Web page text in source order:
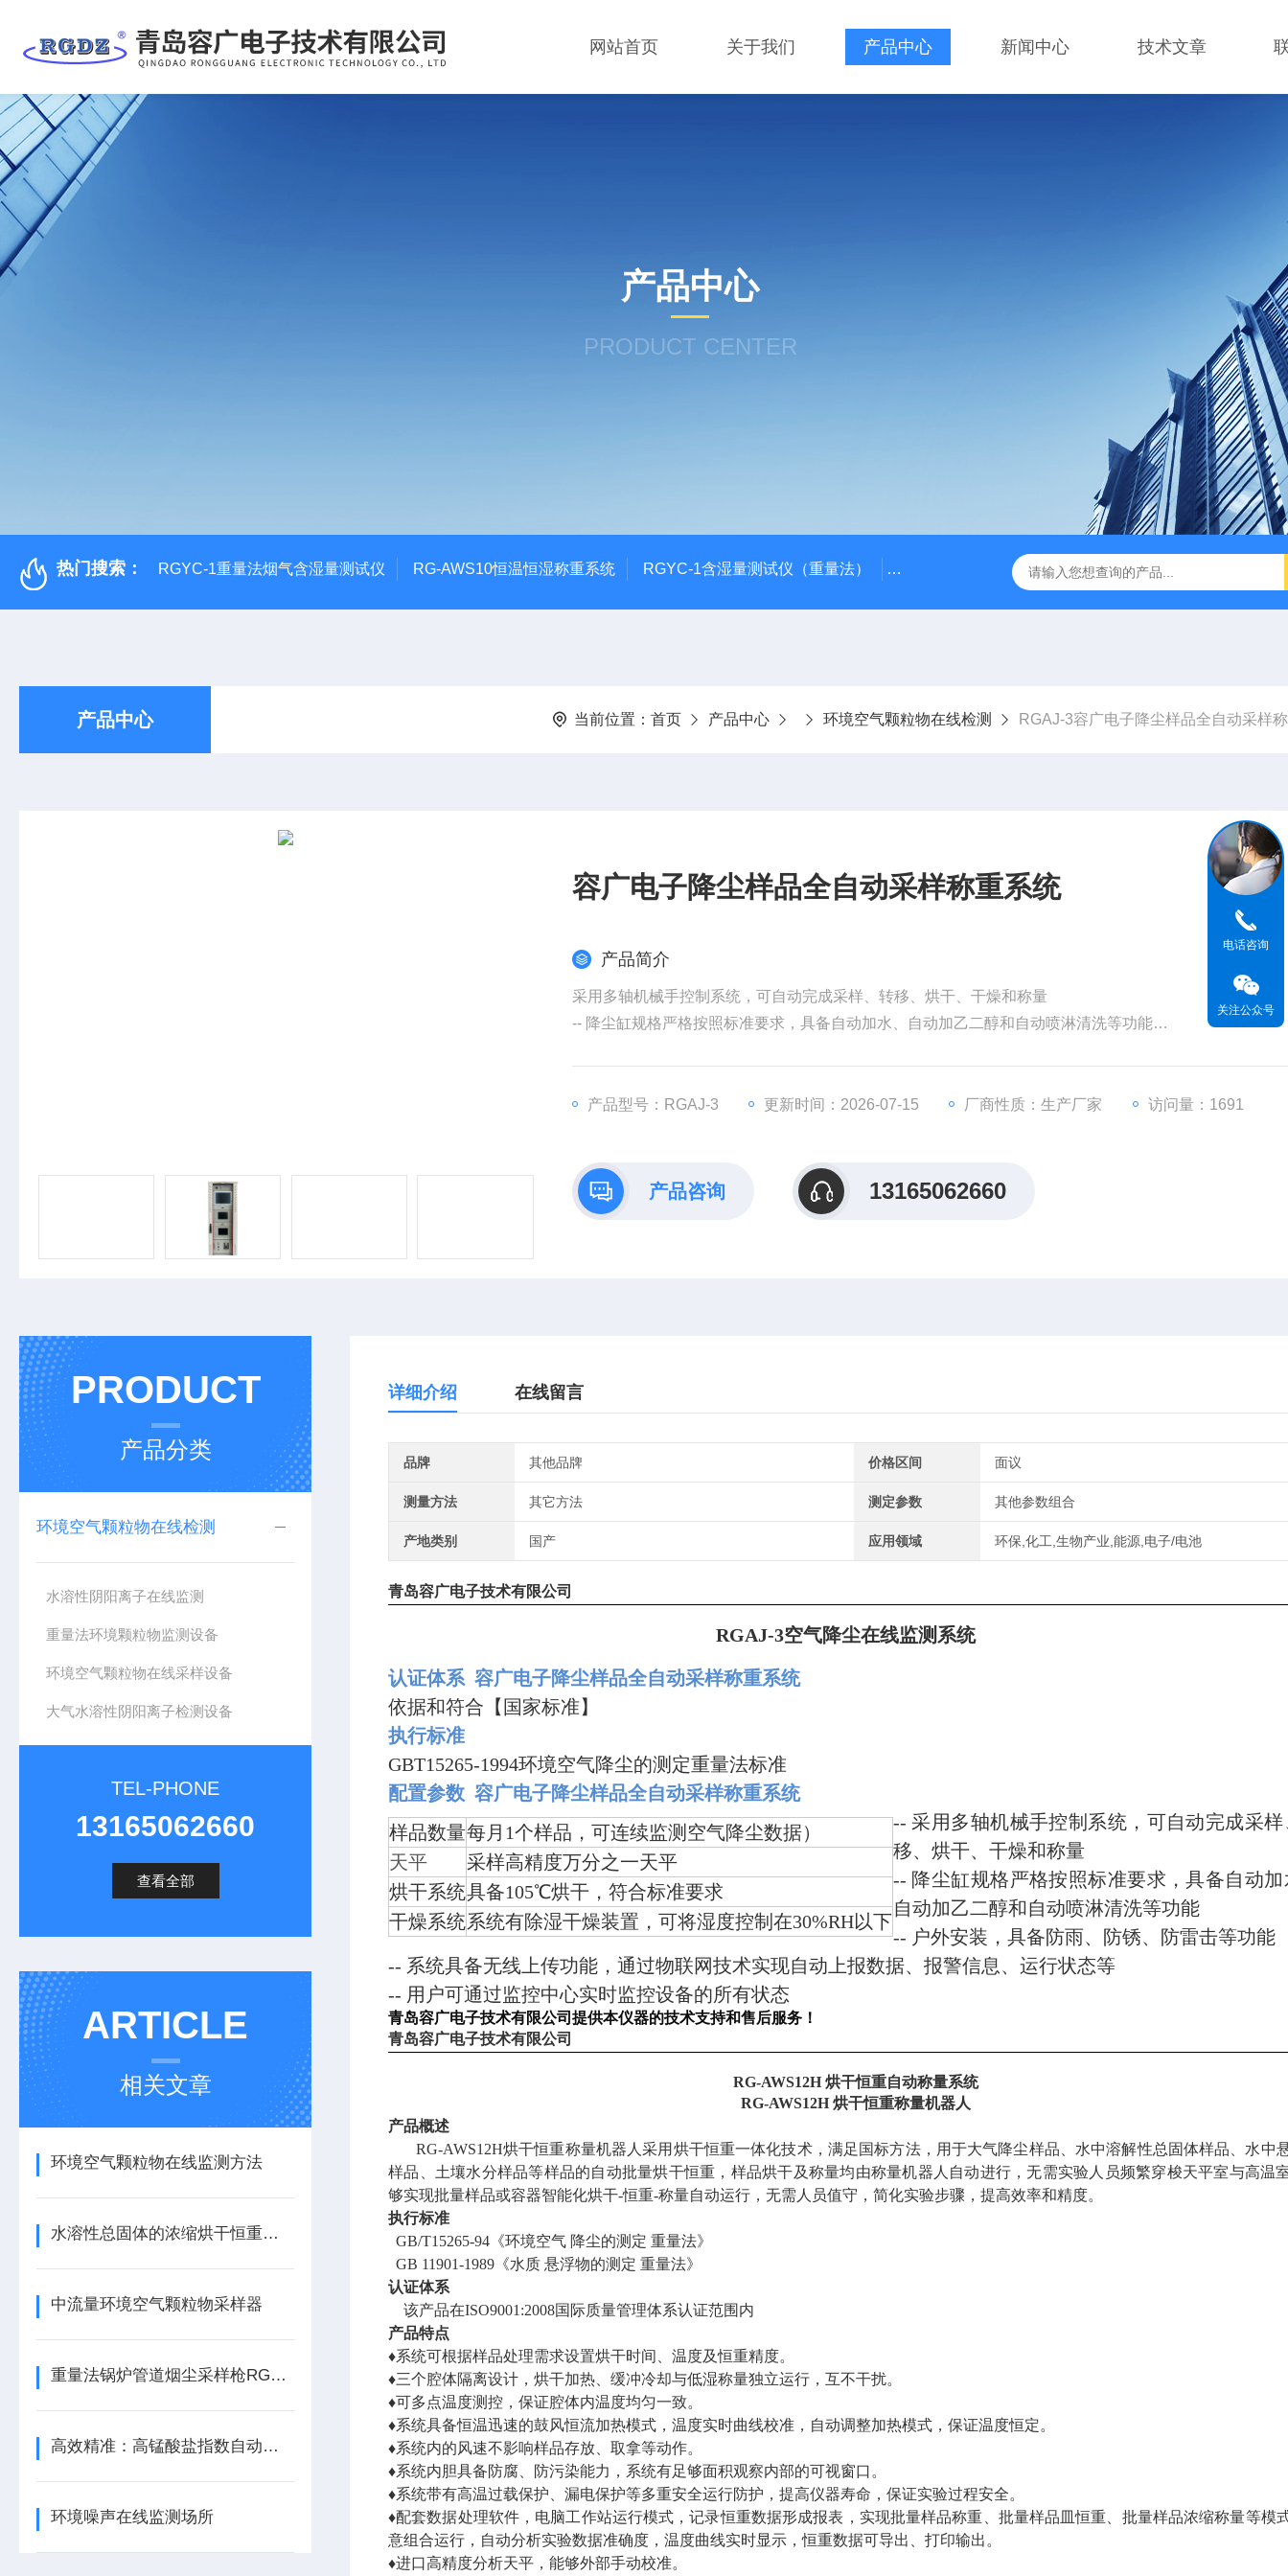
网站首页 关于我们 产品中心 新闻中心 技术文章
产品中心
PRODUCT CENTER
热门搜索： RGYC-1重量法烟气含湿量测试仪 RG-AWS10恒温恒湿称重系统 RGYC-1含湿量测试仪（重量法） RG-AWS12低浓度采样头称重系统 RGK-300容广便
产品中心 当前位置： 首页 产品中心 环境空气颗粒物在线检测 RGAJ-3容广电子降尘样品全自动采样
容广电子降尘样品全自动采样称重系统
产品简介
采用多轴机械手控制系统，可自动完成采样、转移、烘干、干燥和称量
-- 降尘缸规格严格按照标准要求，具备自动加水、自动加乙二醇和自动喷淋清洗等功能
产品型号：RGAJ-3 更新时间：2026-07-15 厂商性质：生产厂家 访问量：1691
产品咨询 13165062660
PRODUCT
产品分类
环境空气颗粒物在线检测
水溶性阴阳离子在线监测
重量法环境颗粒物监测设备
环境空气颗粒物在线采样设备
大气水溶性阴阳离子检测设备
TEL-PHONE
13165062660
查看全部
ARTICLE
相关文章
环境空气颗粒物在线监测方法
水溶性总固体的浓缩烘干恒重称重系统操作方法
中流量环境空气颗粒物采样器
重量法锅炉管道烟尘采样枪RGCY-1
高效精准：高锰酸盐指数自动分析仪助力水质在线监测
环境噪声在线监测场所
详细介绍 在线留言
品牌 其他品牌 价格区间 面议
测量方法 其它方法 测定参数 其他参数组合
产地类别 国产 应用领域 环保,化工,生物产业,能源,电子/电池
青岛容广电子技术有限公司
RGAJ-3空气降尘在线监测系统
认证体系 容广电子降尘样品全自动采样称重系统
依据和符合【国家标准】
执行标准
GBT15265-1994环境空气降尘的测定重量法标准
配置参数 容广电子降尘样品全自动采样称重系统
样品数量每月 1个样品，可连续监测空气降尘数据）
天平
采样高精度万分之一天平
烘干系统具备105℃烘干，符合标准要求
干燥系统系统有除湿干燥装置，可将湿度控制在30%RH以下
-- 采用多轴机械手控制系统，可自动完成采样
移、烘干、干燥和称量
-- 降尘缸规格严格按照标准要求，具备自动加
自动加乙二醇和自动喷淋清洗等功能
-- 户外安装，具备防雨、防锈、防雷击等功能
-- 系统具备无线上传功能，通过物联网技术实现自动上报数据、报警信息、运行状态等
-- 用户可通过监控中心实时监控设备的所有状态
青岛容广电子技术有限公司提供本仪器的技术支持和售后服务！
青岛容广电子技术有限公司
RG-AWS12H 烘干恒重自动称量系统
RG-AWS12H 烘干恒重称量机器人
产品概述
RG-AWS12H烘干恒重称量机器人采用烘干恒重一体化技术，满足国标方法，用于大气降尘样品、水中溶解性总固体样品、水中
样品、土壤水分样品等样品的自动批量烘干恒重，样品烘干及称量均由称量机器人自动进行，无需实验人员频繁穿梭天平室与高温
够实现批量样品或容器智能化烘干-恒重-称量自动运行，无需人员值守，简化实验步骤，提高效率和精度。
执行标准
GB/T15265-94《环境空气 降尘的测定 重量法》
GB 11901-1989《水质 悬浮物的测定 重量法》
认证体系
该产品在ISO9001:2008国际质量管理体系认证范围内
产品特点
♦系统可根据样品处理需求设置烘干时间、温度及恒重精度。
♦三个腔体隔离设计，烘干加热、缓冲冷却与低湿称量独立运行，互不干扰。
♦可多点温度测控，保证腔体内温度均匀一致。
♦系统具备恒温迅速的鼓风恒流加热模式，温度实时曲线校准，自动调整加热模式，保证温度恒定。
♦系统内的风速不影响样品存放、取拿等动作。
♦系统内胆具备防腐、防污染能力，系统有足够面积观察内部的可视窗口。
♦系统带有高温过载保护、漏电保护等多重安全运行防护，提高仪器寿命，保证实验过程安全。
♦配套数据处理软件，电脑工作站运行模式，记录恒重数据形成报表，实现批量样品称重、批量样品皿恒重、批量样品浓缩称量等模
意组合运行，自动分析实验数据准确度，温度曲线实时显示，恒重数据可导出、打印输出。
♦进口高精度分析天平，能够外部手动校准。
电话咨询
关注公众号